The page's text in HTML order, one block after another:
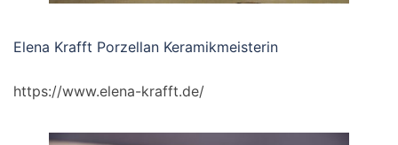
Elena Krafft Porzellan Keramikmeisterin
https://www.elena-krafft.de/